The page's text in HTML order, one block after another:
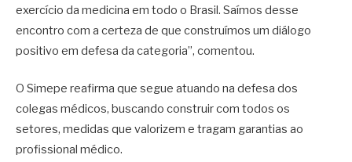
exercício da medicina em todo o Brasil. Saímos desse
encontro com a certeza de que construímos um diálogo
positivo em defesa da categoria”, comentou.
O Simepe reafirma que segue atuando na defesa dos
colegas médicos, buscando construir com todos os
setores, medidas que valorizem e tragam garantias ao
profissional médico.